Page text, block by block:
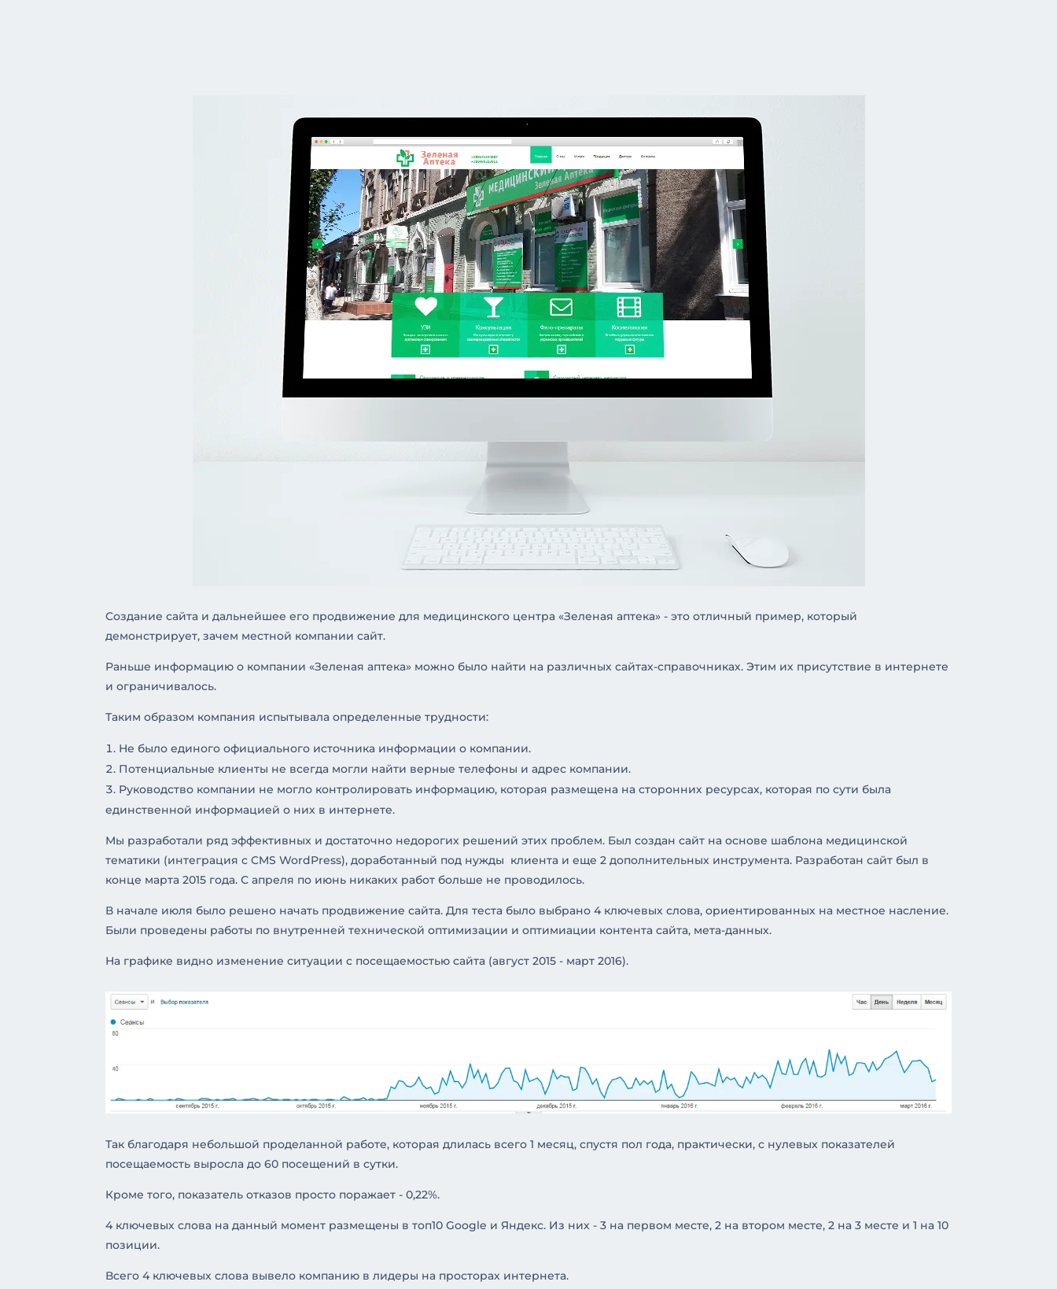
Создание сайта и дальнейшее его продвижение для медицинского центра «Зеленая аптека» - это отличный пример, который
демонстрирует, зачем местной компании сайт.
Раньше информацию о компании «Зеленая аптека» можно было найти на различных сайтах-справочниках. Этим их присутствие в интернете
и ограничивалось.
Таким образом компания испытывала определенные трудности:
Не было единого официального источника информации о компании.
Потенциальные клиенты не всегда могли найти верные телефоны и адрес компании.
Руководство компании не могло контролировать информацию, которая размещена на сторонних ресурсах, которая по сути была
единственной информацией о них в интернете.
Мы разработали ряд эффективных и достаточно недорогих решений этих проблем. Был создан сайт на основе шаблона медицинской
тематики (интеграция с CMS WordPress), доработанный под нужды клиента и еще 2 дополнительных инструмента. Разработан сайт был в
конце марта 2015 года. С апреля по июнь никаких работ больше не проводилось.
В начале июля было решено начать продвижение сайта. Для теста было выбрано 4 ключевых слова, ориентированных на местное насление.
Были проведены работы по внутренней технической оптимизации и оптимиации контента сайта, мета-данных.
На графике видно изменение ситуации с посещаемостью сайта (август 2015 - март 2016).
Так благодаря небольшой проделанной работе, которая длилась всего 1 месяц, спустя пол года, практически, с нулевых показателей
посещаемость выросла до 60 посещений в сутки.
Кроме того, показатель отказов просто поражает - 0,22%.
4 ключевых слова на данный момент размещены в топ10 Google и Яндекс. Из них - 3 на первом месте, 2 на втором месте, 2 на 3 месте и 1 на 10
позиции.
Всего 4 ключевых слова вывело компанию в лидеры на просторах интернета.